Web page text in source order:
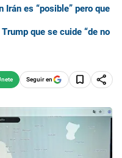
es “posible” pero que
que se cuide “de no
Seguir en